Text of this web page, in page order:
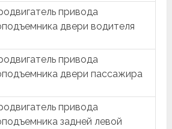
привода
двери водителя
привода
двери пассажира
привода
задней левой